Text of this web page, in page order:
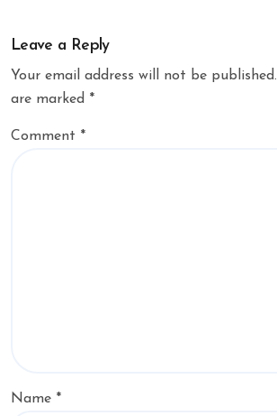
Leave a Reply
Your email address will not be published.
are marked *
Comment *
Name *